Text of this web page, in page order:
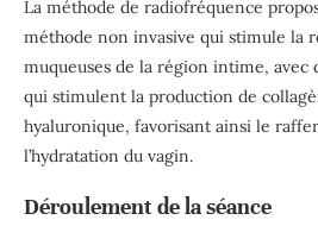
La méthode de radiofréquence
méthode non invasive qui stimule la
muqueuses de la région intime, avec
qui stimulent la production de
hyaluronique, favorisant ainsi le
l’hydratation du vagin.
Déroulement de la séance